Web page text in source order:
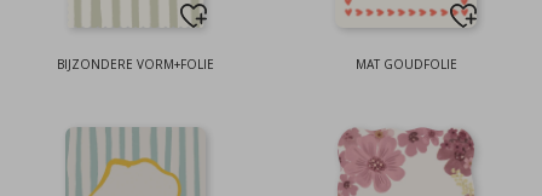
BIJZONDERE VORM+FOLIE MAT GOUDFOLIE